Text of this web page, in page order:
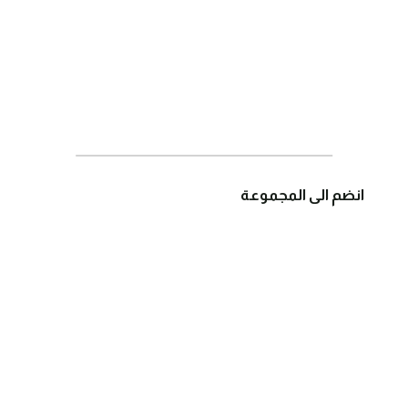
انضم الى المجموعة